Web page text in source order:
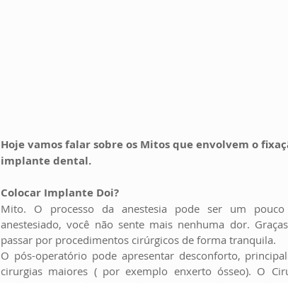
Hoje vamos falar sobre os Mitos que envolvem o
implante dental.
Colocar Implante Doi?
Mito. O processo da anestesia pode ser um
anestesiado, você não sente mais nenhuma dor.
passar por procedimentos cirúrgicos de forma tranquila.
O pós-operatório pode apresentar desconforto,
cirurgias maiores ( por exemplo enxerto ósseo). O